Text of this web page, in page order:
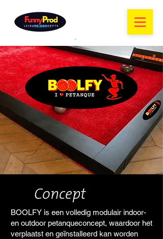
Concept
BOOLFY is een volledig modulair indoor-
en outdoor petanqueconcept, waardoor het
verplaatst en geïnstalleerd kan worden